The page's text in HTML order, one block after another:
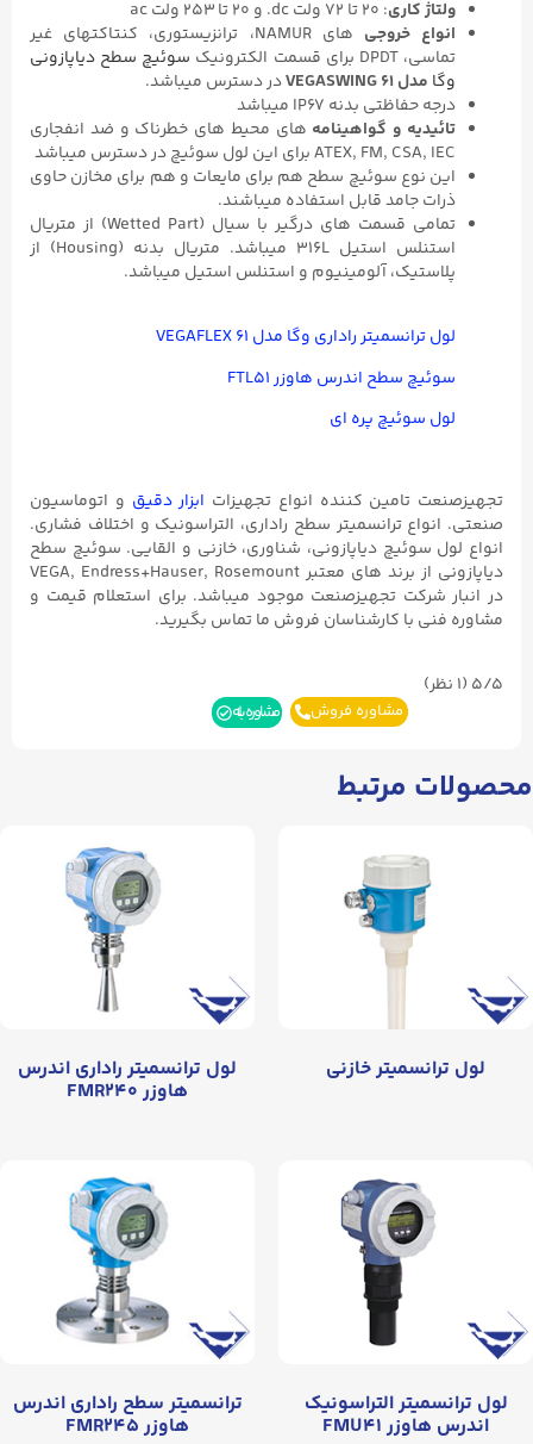
ولتاژ کاری: ۲۰ تا ۷۲ ولت dc. و ۲۰ تا ۲۵۳ ولت ac
انواع خروجی
های NAMUR، ترانزیستوری، کنتاکتهای غیر
تماسی، DPDT برای قسمت الکترونیک
سوئیچ سطح دیاپازونی
وگا مدل VEGASWING ۶۱
در دسترس میباشد.
درجه حفاظتی بدنه IP67 میباشد
تائیدیه و گواهینامه های محیط های خطرناک و ضد انفجاری
ATEX, FM, CSA, IEC برای این لول سوئیچ در دسترس میباشد
این نوع سوئیچ سطح هم برای مایعات و هم برای مخازن حاوی
ذرات جامد قابل استفاده میباشند.
تمامی قسمت های درگیر با سیال (Wetted Part) از متریال
استنلس استیل 316L میباشد. متریال بدنه (Housing) از
پلاستیک، آلومینیوم و استنلس استیل میباشد.
لول ترانسمیتر راداری وگا مدل VEGAFLEX ۶۱
سوئیچ سطح اندرس هاوزر FTL۵۱
لول سوئیچ پره ای
تجهیزصنعت تامین کننده انواع تجهیزات ابزار دقیق و اتوماسیون
صنعتی. انواع ترانسمیتر سطح راداری، التراسونیک و اختلاف فشاری.
انواع لول سوئیچ دیاپازونی، شناوری، خازنی و القایی. سوئیچ سطح
دیاپازونی از برند های معتبر VEGA, Endress+Hauser, Rosemount
در انبار شرکت تجهیزصنعت موجود میباشد. برای استعلام قیمت و
مشاوره فنی با کارشناسان فروش ما تماس بگیرید.
5/5 (۱ نظر)
مشاوره فروش مشاوره بله
محصولات مرتبط
لول ترانسمیتر خازنی لول ترانسمیتر راداری اندرس
هاوزر FMR۲۴۰
لول ترانسمیتر التراسونیک
اندرس هاوزر FMU۴۱
ترانسمیتر سطح راداری اندرس
هاوزر FMR۲۴۵